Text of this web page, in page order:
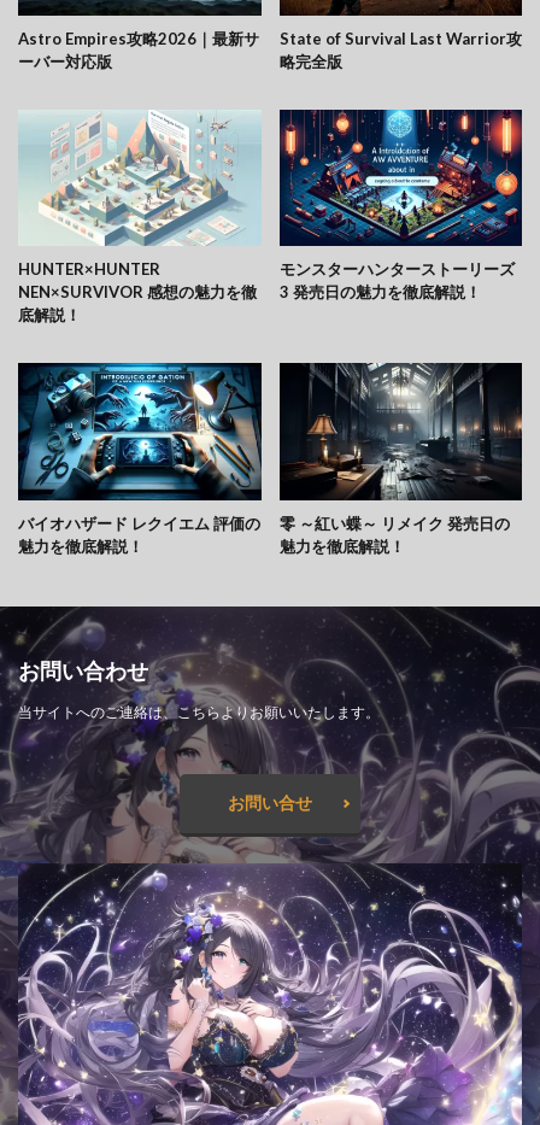
Astro Empires攻略2026｜最新サ
ーバー対応版
State of Survival Last Warrior攻
略完全版
HUNTER×HUNTER
NEN×SURVIVOR 感想の魅力を徹
底解説！
モンスターハンターストーリーズ
3 発売日の魅力を徹底解説！
バイオハザード レクイエム 評価の
魅力を徹底解説！
零 ～紅い蝶～ リメイク 発売日の
魅力を徹底解説！
お問い合わせ
当サイトへのご連絡は、こちらよりお願いいたします。
お問い合せ